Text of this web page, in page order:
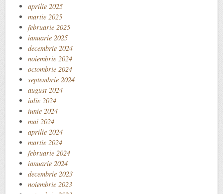
aprilie 2025
martie 2025
februarie 2025
ianuarie 2025
decembrie 2024
noiembrie 2024
octombrie 2024
septembrie 2024
august 2024
iulie 2024
iunie 2024
mai 2024
aprilie 2024
martie 2024
februarie 2024
ianuarie 2024
decembrie 2023
noiembrie 2023